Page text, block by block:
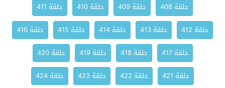
حلقة 408
حلقة 409 حلقة 410
حلقة 411
حلقة 412
حلقة 413 حلقة 414 حلقة 415
حلقة 416
حلقة 417
حلقة 418 حلقة 419
حلقة 420
حلقة 421
حلقة 422 حلقة 423 حلقة 424